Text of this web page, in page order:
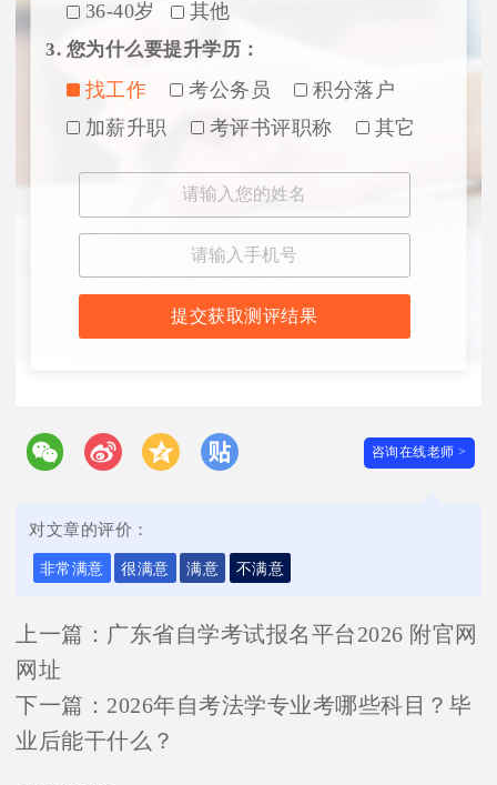
36-40岁
其他
3. 您为什么要提升学历：
找工作 考公务员
积分落户
加薪升职
考评书评职称 其它
提交获取测评结果
咨询在线老师 >
对文章的评价：
非常满意 很满意 满意 不满意
上一篇： 广东省自学考试报名平台2026 附官网
网址
下一篇： 2026年自考法学专业考哪些科目？毕
业后能干什么？